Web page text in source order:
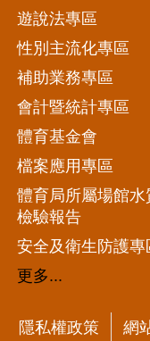
遊說法專區
性別主流化專區
補助業務專區
會計暨統計專區
體育基金會
檔案應用專區
體育局所屬場館水
檢驗報告
安全及衛生防護專
更多...
隱私權政策 網